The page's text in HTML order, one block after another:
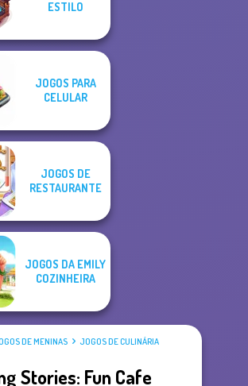
ESTILO
JOGOS PARA
CELULAR
JOGOS DE
RESTAURANTE
JOGOS DA EMILY
COZINHEIRA
DE MENINAS JOGOS DE CULINÁRIA
Stories: Fun Cafe